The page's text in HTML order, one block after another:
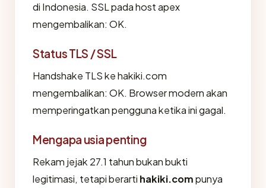
di Indonesia. SSL pada host apex
mengembalikan: OK.
Status TLS / SSL
Handshake TLS ke hakiki.com
mengembalikan: OK. Browser modern akan
memperingatkan pengguna ketika ini gagal.
Mengapa usia penting
Rekam jejak 27.1 tahun bukan bukti
legitimasi, tetapi berarti hakiki.compunya